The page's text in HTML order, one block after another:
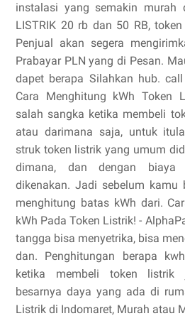
instalasi yang semakin murah
LISTRIK 20 rb dan 50 RB,
Penjual akan segera
Prabayar PLN yang di Pesan.
dapet berapa Silahkan hub.
Cara Menghitung kWh Token
salah sangka ketika membeli
atau darimana saja, untuk
struk token listrik yang umum
dimana, dan dengan biaya
dikenakan. Jadi sebelum kamu
menghitung batas kWh dari.
kWh Pada Token Listrik! -
tangga bisa menyetrika, bisa
dan. Penghitungan berapa
ketika membeli token listrik
besarnya daya yang ada di
Listrik di Indomaret, Murah atau